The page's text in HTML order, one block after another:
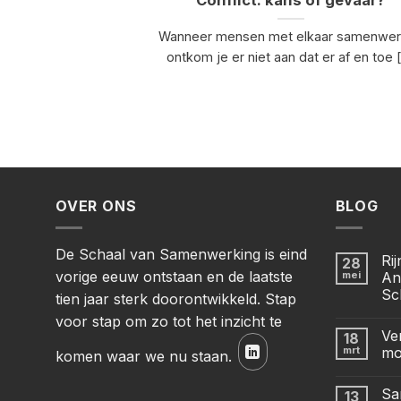
Wanneer mensen met elkaar
ontkom je er niet aan dat er af en toe
OVER ONS
De Schaal van Samenwerking is eind
vorige eeuw ontstaan en de laatste
tien jaar sterk doorontwikkeld. Stap
voor stap om zo tot het inzicht te
komen waar we nu staan.
BLOG
28
mei
18
mrt
13